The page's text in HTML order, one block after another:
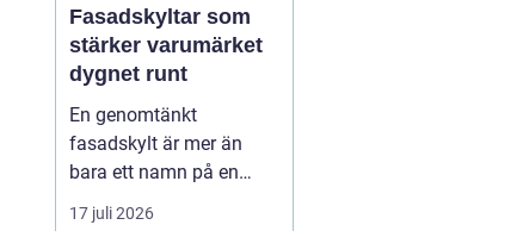
Fasadskyltar som
stärker varumärket
dygnet runt
En genomtänkt
fasadskylt är mer än
bara ett namn på en
vägg. Den fungerar som
17 juli 2026